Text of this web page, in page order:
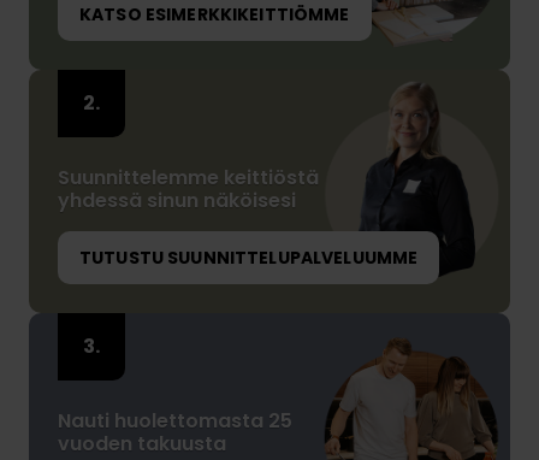
KATSO ESIMERKKIKEITTIÖMME
Suunnittelemme keittiöstä
yhdessä sinun näköisesi
TUTUSTU SUUNNITTELUPALVELUUMME
Nauti huolettomasta 25
vuoden takuusta